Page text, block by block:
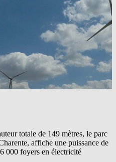
totale de 149 mètres, le parc
affiche une puissance de
000 foyers en électricité